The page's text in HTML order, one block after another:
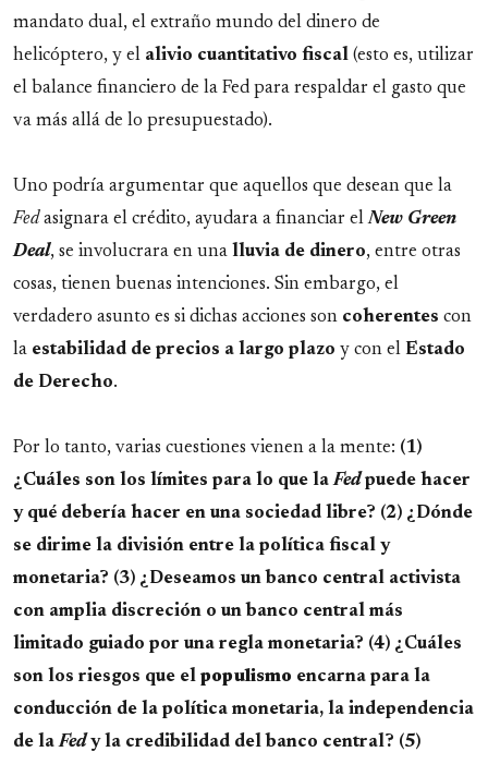
mandato dual, el extraño mundo del dinero de
helicóptero, y el alivio cuantitativo fiscal (esto es, utilizar
el balance financiero de la Fed para respaldar el gasto que
va más allá de lo presupuestado).
Uno podría argumentar que aquellos que desean que la
Fedasignara el crédito, ayudara a financiar elNew Green
Deal, se involucrara en una lluvia de dinero, entre otras
cosas, tienen buenas intenciones. Sin embargo, el
verdadero asunto es si dichas acciones son coherentes con
la estabilidad de precios a largo plazo y con el Estado
de Derecho.
Por lo tanto, varias cuestiones vienen a la mente: (1)
¿Cuáles son los límites para lo que laFedpuede hacer
y qué debería hacer en una sociedad libre? (2) ¿Dónde
se dirime la división entre la política fiscal y
monetaria? (3) ¿Deseamos un banco central activista
con amplia discreción o un banco central más
limitado guiado por una regla monetaria? (4) ¿Cuáles
son los riesgos que el populismo encarna para la
conducción de la política monetaria, la independencia
de laFedy la credibilidad del banco central? (5)